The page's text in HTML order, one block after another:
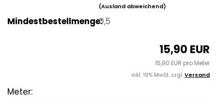
(Ausland abweichend)
Mindestbestellmenge:0,5
15,90 EUR
15,90 EUR pro Meter
inkl. 19% MwSt. zzgl.Versand
Meter: